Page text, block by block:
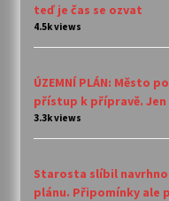
teď je čas se ozvat
4.5k views
ÚZEMNÍ PLÁN: Město
přístup k přípravě.
3.3k views
Starosta slíbil
plánu. Připomínky ale